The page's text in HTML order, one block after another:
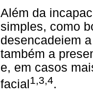
Além da
simples, como
desencadeiem
também a
e, em casos
facial 1,3,4.